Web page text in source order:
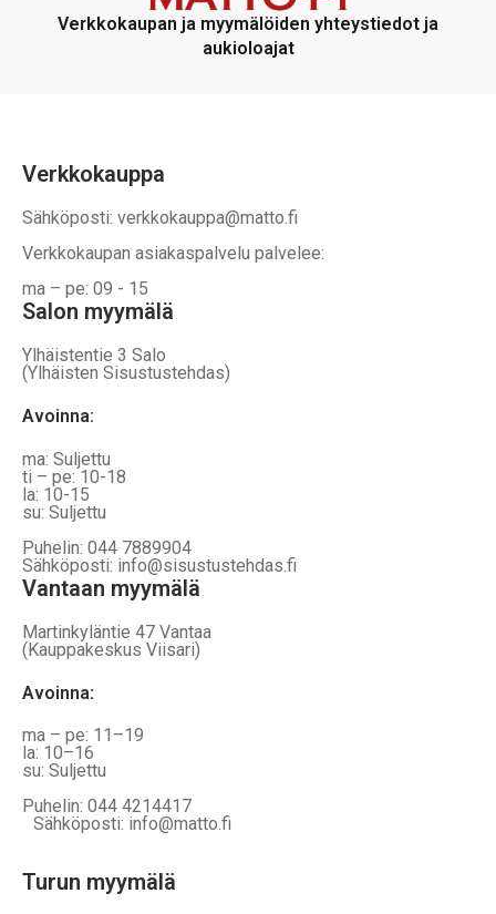
voidaan
voidaan
valita
tuotteen
Verkkokaupan ja myymälöiden yhteystiedot ja
aukioloajat
Verkkokauppa
Sähköposti: verkkokauppa@matto.fi
Verkkokaupan asiakaspalvelu palvelee:
ma – pe: 09 - 15
Salon myymälä
Ylhäistentie 3 Salo
(Ylhäisten Sisustustehdas)
Avoinna:
ma: Suljettu
ti – pe: 10-18
la: 10-15
su: Suljettu
Puhelin: 044 7889904
Sähköposti: info@sisustustehdas.fi
Vantaan myymälä
Martinkyläntie 47 Vantaa
(Kauppakeskus Viisari)
Avoinna:
ma – pe: 11–19
la: 10–16
su: Suljettu
Puhelin: 044 4214417
Sähköposti: info@matto.fi
Turun myymälä